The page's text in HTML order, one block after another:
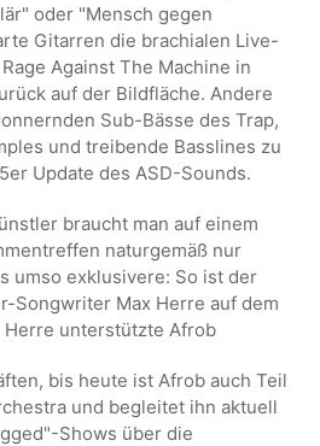
oder "Mensch gegen
Gitarren die brachialen Live-
Against The Machine in
auf der Bildfläche. Andere
Sub-Bässe des Trap,
und treibende Basslines zu
Update des ASD-Sounds.
braucht man auf einem
naturgemäß nur
umso exklusivere: So ist der
Songwriter Max Herre auf dem
Herre unterstützte Afrob
bis heute ist Afrob auch Teil
und begleitet ihn aktuell
Shows über die